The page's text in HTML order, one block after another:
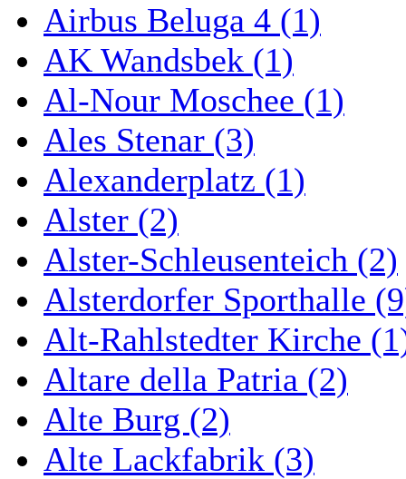
Airbus Beluga 4 (1)
AK Wandsbek (1)
Al-Nour Moschee (1)
Ales Stenar (3)
Alexanderplatz (1)
Alster (2)
Alster-Schleusenteich (2)
Alsterdorfer Sporthalle
Alt-Rahlstedter Kirche
Altare della Patria (2)
Alte Burg (2)
Alte Lackfabrik (3)